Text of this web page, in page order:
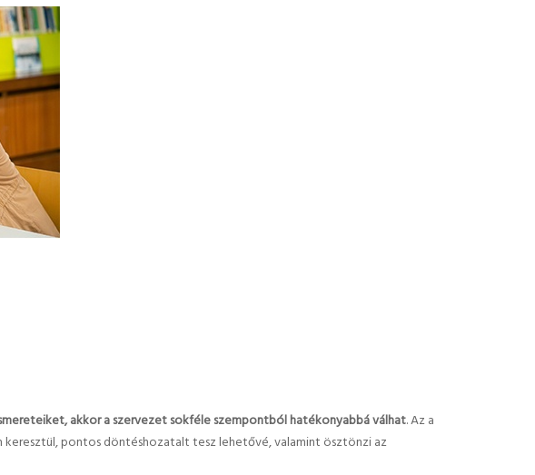
akkor a szervezet sokféle szempontból hatékonyabbá válhat. Az a
pontos döntéshozatalt tesz lehetővé, valamint ösztönzi az